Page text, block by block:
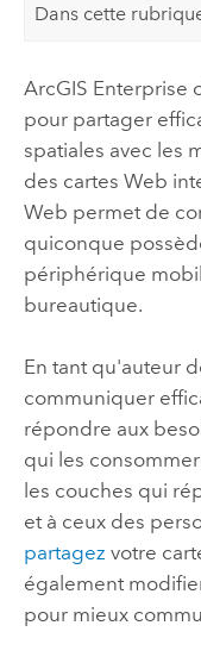
Dans cette
ArcGIS Enterprise
pour partager
spatiales avec les
des cartes Web
Web permet de
quiconque
périphérique
bureautique.
En tant qu'auteur
communiquer
répondre aux
qui les
les couches qui
et à ceux des
partagez votre
également
pour mieux